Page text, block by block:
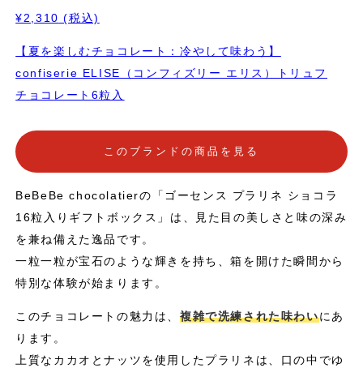
¥2,310 (税込)
【夏を楽しむチョコレート：冷やして味わう】
confiserie ELISE（コンフィズリー エリス）トリュフ
チョコレート6粒入
このブランドの商品を見る
BeBeBe chocolatierの「ゴーセンス プラリネ ショコラ
16粒入りギフトボックス」は、見た目の美しさと味の深み
を兼ね備えた逸品です。
一粒一粒が宝石のような輝きを持ち、箱を開けた瞬間から
特別な体験が始まります。
このチョコレートの魅力は、 複雑で洗練された味わいにあ
ります。
上質なカカオとナッツを使用したプラリネは、口の中でゆ